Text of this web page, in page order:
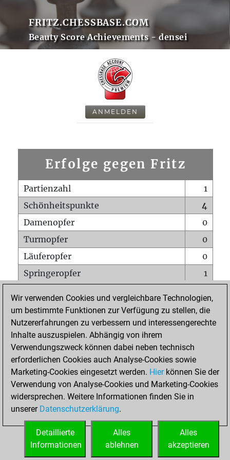
FRITZ.CHESSBASE.COM
Beauty Score Achievements - densei
ANMELDEN
Erfolge gegen Fritz
Partienzahl
1
Schönheitspunkte
4
Damenopfer
0
Turmopfer
0
Läuferopfer
0
Springeropfer
1
Matt auf vollem Brett
0
Bauer setzt Matt
0
Erstickte Matts
Unterverwandlungen
Türme auf der siebten
0
STARTSEITE
Wir verwenden Cookies und vergleichbare Technologien,
um bestimmte Funktionen zur Verfügung zu stellen, die
Nutzererfahrungen zu verbessern und interessengerechte
Inhalte auszuspielen. Abhängig von ihrem
Verwendungszweck können dabei neben technisch
erforderlichen Cookies auch Analyse-Cookies sowie
Marketing-Cookies eingesetzt werden. Hierkönnen Sie der
Verwendung von Analyse-Cookies und Marketing-Cookies
widersprechen. Weitere Informationen finden Sie in
unserer Datenschutzerklärung.
Alles
akzeptieren
Alles
ablehnen
Detaillierte
Informationen